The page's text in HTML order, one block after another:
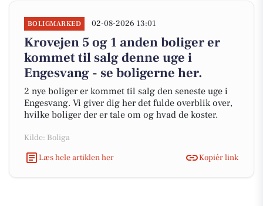
BOLIGMARKED 02-08-2026 13:01
Krovejen 5 og 1 anden boliger er
kommet til salg denne uge i
Engesvang - se boligerne her.
2 nye boliger er kommet til salg den seneste uge i
Engesvang. Vi giver dig her det fulde overblik over,
hvilke boliger der er tale om og hvad de koster.
Kilde: Boliga
Læs hele artiklen her
Kopiér link